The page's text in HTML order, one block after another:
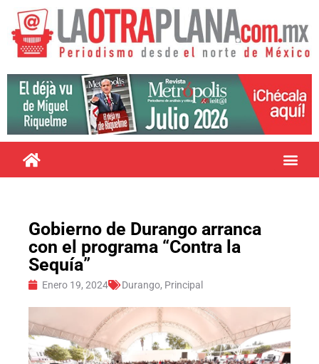
Gobierno de Durango arranca
con el programa “Contra la
Sequía”
Enero 19, 2024 Durango, Principal